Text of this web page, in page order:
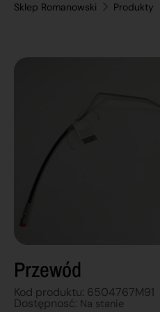
Sklep Romanowski Produkty
Przewód
Kod produktu: 6504767M91
Dostępnosć: Na stanie